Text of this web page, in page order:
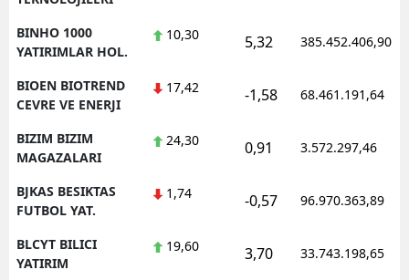
BINHO 1000
YATIRIMLAR HOL.
10,30 5,32 385.452.406,90
BIOEN BIOTREND
CEVRE VE ENERJI
17,42 -1,58 68.461.191,64
BIZIM BIZIM
MAGAZALARI
24,30 0,91 3.572.297,46
BJKAS BESIKTAS
FUTBOL YAT.
1,74 -0,57 96.970.363,89
BLCYT BILICI
YATIRIM
19,60 3,70 33.743.198,65